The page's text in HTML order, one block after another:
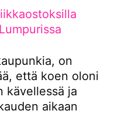
on
että koen oloni
kävellessä ja
aikaan